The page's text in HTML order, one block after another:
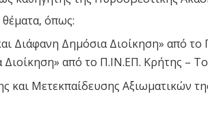
όπως:
Διάφανη Δημόσια Διοίκηση» από
Διοίκηση» από το Π.ΙΝ.ΕΠ. Κρήτης –
Μετεκπαίδευσης Αξιωματικών